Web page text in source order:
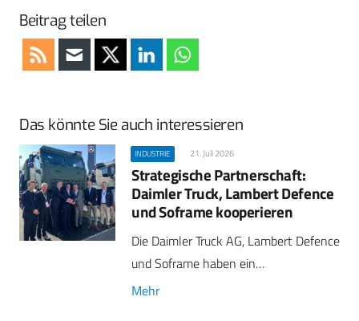
Beitrag teilen
Das könnte Sie auch interessieren
INDUSTRIE 21. Juli 2026
Strategische Partnerschaft:
Daimler Truck, Lambert Defence
und Soframe kooperieren
Die Daimler Truck AG, Lambert Defence
und Soframe haben ein…
Mehr